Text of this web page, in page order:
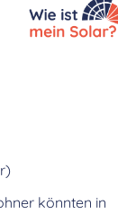
könnten in